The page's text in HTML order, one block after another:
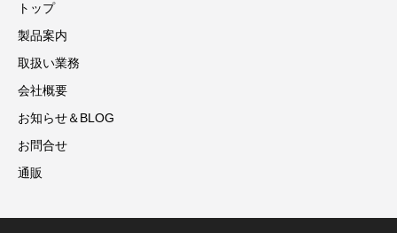
トップ
製品案内
取扱い業務
会社概要
お知らせ＆BLOG
お問合せ
通販